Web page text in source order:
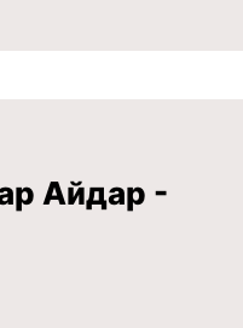
Айдар -